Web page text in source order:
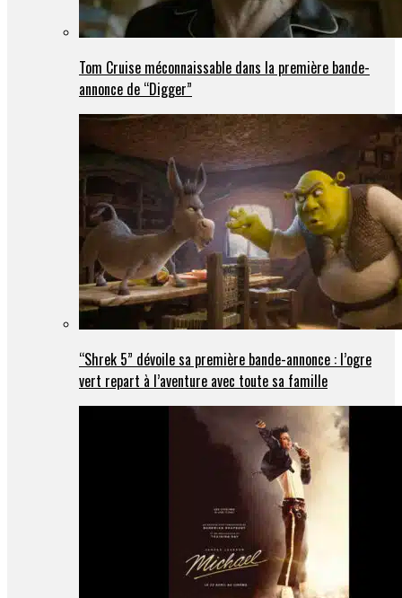
Tom Cruise méconnaissable dans la première bande-
annonce de “Digger”
“Shrek 5” dévoile sa première bande-annonce : l’ogre
vert repart à l’aventure avec toute sa famille